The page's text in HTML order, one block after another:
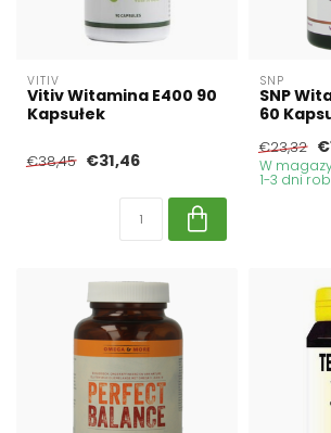
VITIV
Vitiv Witamina E400 90
Kapsułek
€38,45 €31,46
SNP
SNP
60
€23,32
W
1-3 dni